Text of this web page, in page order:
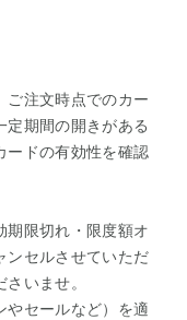
ご注文時点でのカー
定期間の開きがある
ードの有効性を確認
期限切れ・限度額オ
ンセルさせていただ
いませ。
セールなど）を適